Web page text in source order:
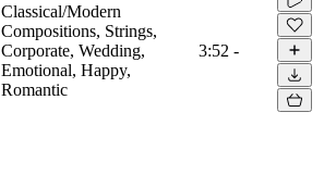
Classical/Modern
Compositions, Strings,
Corporate, Wedding,
Emotional, Happy,
Romantic
3:52 -